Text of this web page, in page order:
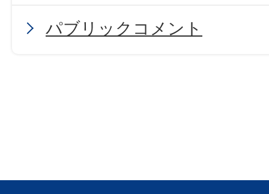
パブリックコメント